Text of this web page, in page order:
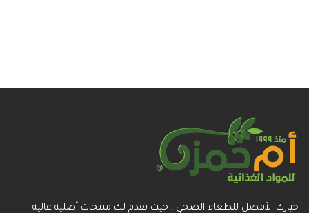
خيارك الأفضل للطعام الصحي , حيث نقدم لك منتجات أصلية عالية